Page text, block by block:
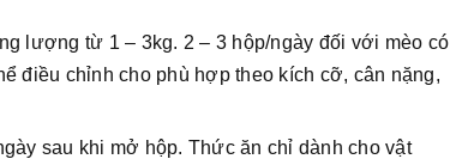
lượng từ 1 – 3kg. 2 – 3 hộp/ngày đối với mèo có
điều chỉnh cho phù hợp theo kích cỡ, cân nặng,
sau khi mở hộp. Thức ăn chỉ dành cho vật